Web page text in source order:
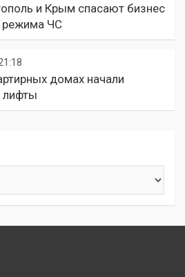
и Крым спасают бизнес
режима ЧС
домах начали
лифты